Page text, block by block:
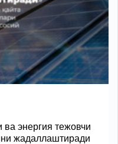
энергия тежовчи
жадаллаштиради